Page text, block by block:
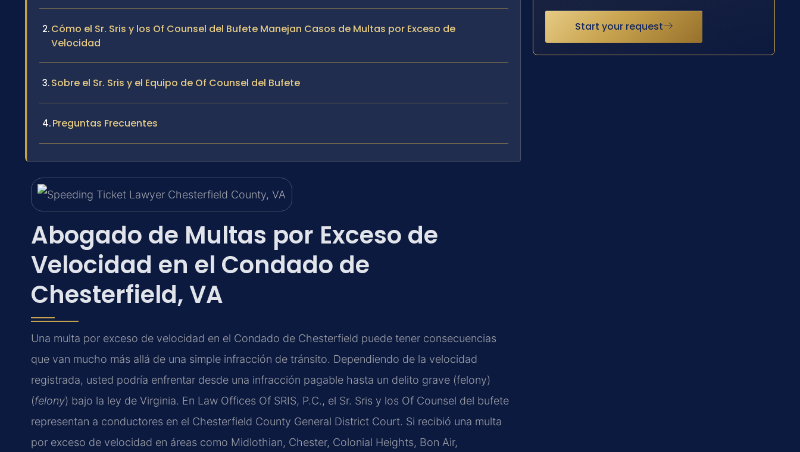
Cómo el Sr. Sris y los Of Counsel del Bufete Manejan Casos de Multas por Exceso de
Velocidad
Sobre el Sr. Sris y el Equipo de Of Counsel del Bufete
Preguntas Frecuentes
Abogado de Multas por Exceso de
Velocidad en el Condado de
Chesterfield, VA
Una multa por exceso de velocidad en el Condado de Chesterfield puede tener consecuencias
que van mucho más allá de una simple infracción de tránsito. Dependiendo de la velocidad
registrada, usted podría enfrentar desde una infracción pagable hasta un delito grave (felony)
(felony) bajo la ley de Virginia. En Law Offices Of SRIS, P.C., el Sr. Sris y los Of Counsel del bufete
representan a conductores en el Chesterfield County General District Court. Si recibió una multa
por exceso de velocidad en áreas como Midlothian, Chester, Colonial Heights, Bon Air,
Start your request